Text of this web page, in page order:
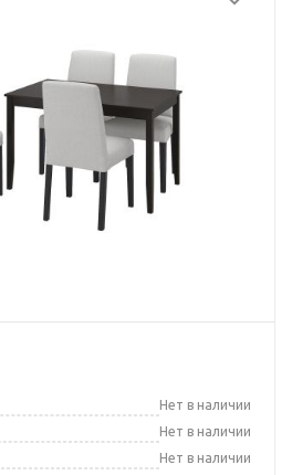
Нет в наличии
Нет в наличии
Нет в наличии